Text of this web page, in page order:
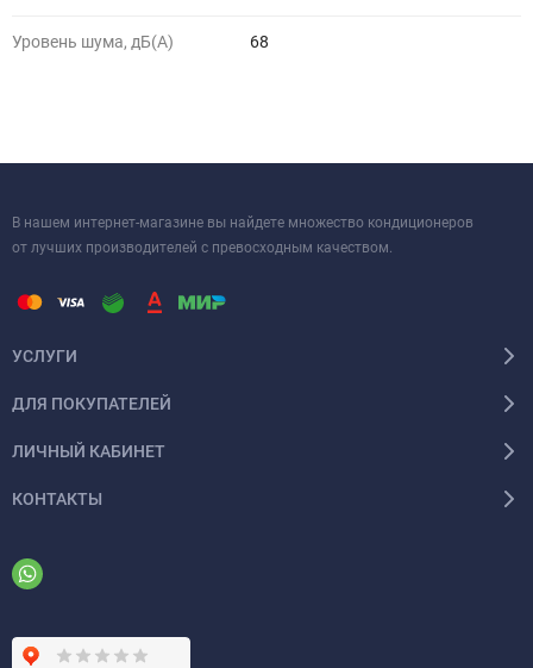
Уровень шума, дБ(A) 68
В нашем интернет-магазине вы найдете множество кондиционеров
от лучших производителей с превосходным качеством.
УСЛУГИ
ДЛЯ ПОКУПАТЕЛЕЙ
ЛИЧНЫЙ КАБИНЕТ
КОНТАКТЫ